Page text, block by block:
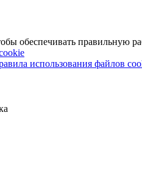
обеспечивать правильную
использования файлов